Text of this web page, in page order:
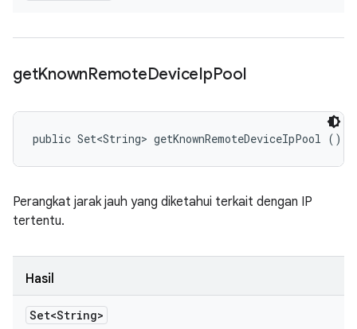
getKnownRemoteDeviceIpPool
public Set<String> getKnownRemoteDeviceIpPool ()
Perangkat jarak jauh yang diketahui terkait dengan IP
tertentu.
Hasil
Set<String>